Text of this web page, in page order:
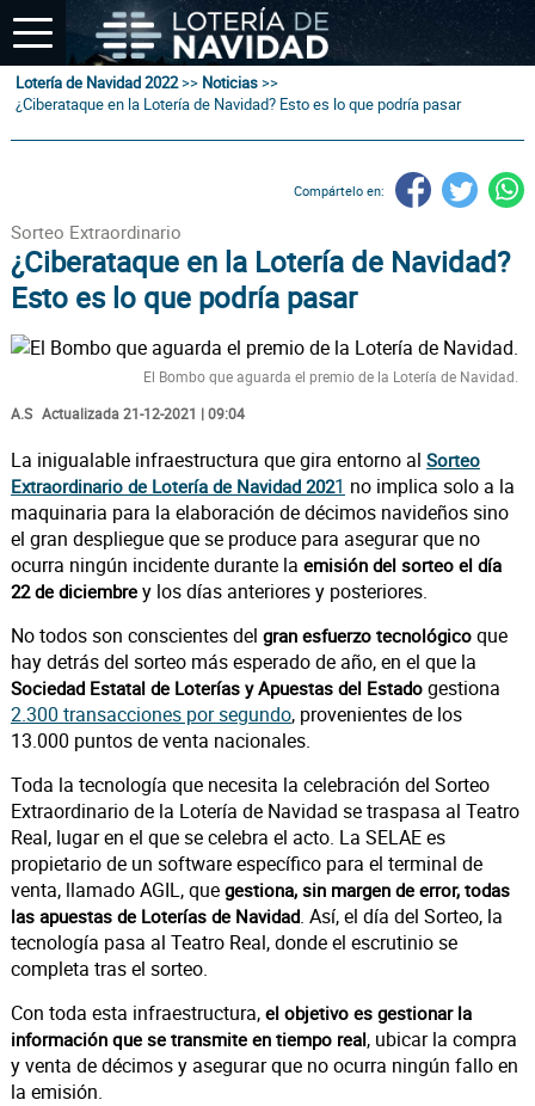
Lotería de Navidad 2022>> Noticias>>
¿Ciberataque en la Lotería de Navidad? Esto es lo que podría pasar
Compártelo en:
Sorteo Extraordinario
¿Ciberataque en la Lotería de Navidad?
Esto es lo que podría pasar
El Bombo que aguarda el premio de la Lotería de Navidad.
A.S Actualizada 21-12-2021 | 09:04
La inigualable infraestructura que gira entorno al Sorteo
Extraordinario de Lotería de Navidad 2021 no implica solo a la
maquinaria para la elaboración de décimos navideños sino
el gran despliegue que se produce para asegurar que no
ocurra ningún incidente durante la emisión del sorteo el día
22 de diciembrey los días anteriores y posteriores.
No todos son conscientes del gran esfuerzo tecnológicoque
hay detrás del sorteo más esperado de año, en el que la
Sociedad Estatal de Loterías y Apuestas del Estadogestiona
2.300 transacciones por segundo, provenientes de los
13.000 puntos de venta nacionales.
Toda la tecnología que necesita la celebración del Sorteo
Extraordinario de la Lotería de Navidad se traspasa al Teatro
Real, lugar en el que se celebra el acto. La SELAE es
propietario de un software específico para el terminal de
venta, llamado AGIL, que gestiona, sin margen de error, todas
las apuestas de Loterías de Navidad. Así, el día del Sorteo, la
tecnología pasa al Teatro Real, donde el escrutinio se
completa tras el sorteo.
Con toda esta infraestructura, el objetivo es gestionar la
información que se transmite en tiempo real, ubicar la compra
y venta de décimos y asegurar que no ocurra ningún fallo en
la emisión.